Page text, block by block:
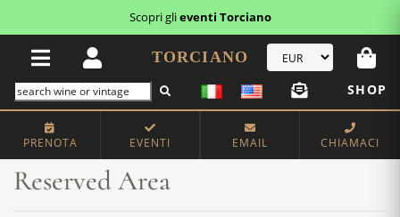
Scopri glieventi Torciano
TORCIANO
SHOP
PRENOTA EVENTI EMAIL CHIAMACI
Home Reserved Area
Reserved Area